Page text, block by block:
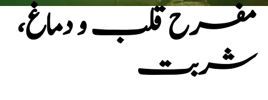
مفرح قلب و دماغ،
شربت